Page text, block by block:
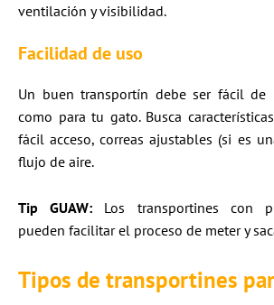
ventilación y visibilidad.
Facilidad de uso
Un buen transportín debe ser fácil de
como para tu gato. Busca
fácil acceso, correas ajustables (si es
flujo de aire.
Tip GUAW: Los transportines con
pueden facilitar el proceso de meter y
Tipos de transportines